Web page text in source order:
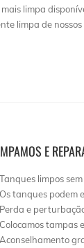
limpa
limpa de
E
limpos
tanques podem
e
tampas